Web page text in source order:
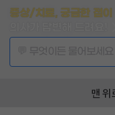
증상/치료, 궁금한 점
맨 위